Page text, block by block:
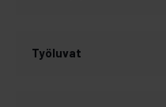
Työluvat